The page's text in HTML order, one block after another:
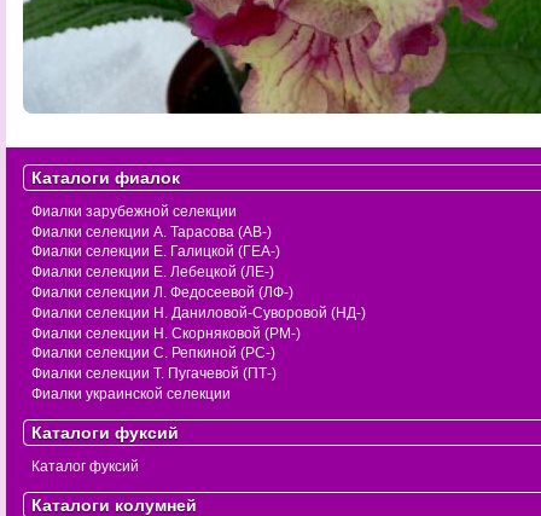
Каталоги фиалок
Фиалки зарубежной селекции
Фиалки селекции А. Тарасова (АВ-)
Фиалки селекции Е. Галицкой (ГЕА-)
Фиалки селекции Е. Лебецкой (ЛЕ-)
Фиалки селекции Л. Федосеевой (ЛФ-)
Фиалки селекции Н. Даниловой-Суворовой (НД-)
Фиалки селекции Н. Скорняковой (РМ-)
Фиалки селекции С. Репкиной (РС-)
Фиалки селекции Т. Пугачевой (ПТ-)
Фиалки украинской селекции
Каталоги фуксий
Каталог фуксий
Каталоги колумней